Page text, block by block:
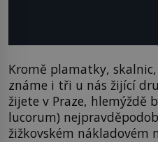
Kromě plamatky,
známe i tři u nás žijící
žijete v Praze, hlemýždě
lucorum)
žižkovském nákladovém